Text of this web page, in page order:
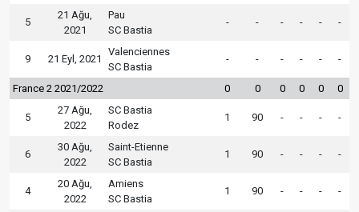
5
21 Ağu,
2021
Pau
SC Bastia
- - - - - -
9 21 Eyl, 2021
Valenciennes
SC Bastia
- - - - - -
France 2 2021/2022 0 0 0 0 0 0
5
27 Ağu,
2022
SC Bastia
Rodez
1 90 - - - -
6
30 Ağu,
2022
Saint-Etienne
SC Bastia
1 90 - - - -
4
20 Ağu,
2022
Amiens
SC Bastia
1 90 - - - -